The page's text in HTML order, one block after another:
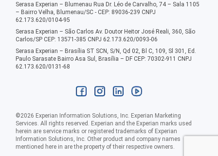
Serasa Experian – Blumenau Rua Dr. Léo de Carvalho, 74 – Sala 1105
– Bairro Velha, Blumenau/SC - CEP: 89036-239 CNPJ
62.173.620/0104-95
Serasa Experian – São Carlos Av. Doutor Heitor José Reali, 360, São
Carlos/SP CEP: 13571-385 CNPJ 62.173.620/0093-06
Serasa Experian – Brasília ST SCN, S/N, Qd 02, Bl C, 109, Sl 301, Ed.
Paulo Sarasate Bairro Asa Sul, Brasília – DF CEP: 70302-911 CNPJ
62.173.620/0131-68
©2026 Experian Information Solutions, Inc. Experian Marketing
Services. All rights reserved. Experian and the Experian marks used
herein are service marks or registered trademarks of Experian
Information Solutions, Inc. Other product and company names
mentioned here in are the property of their respective owners.